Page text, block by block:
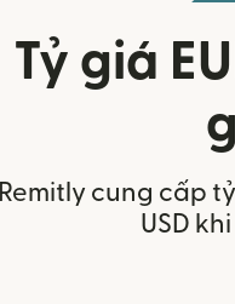
Tỷ giá
Remitly cung cấp
USD